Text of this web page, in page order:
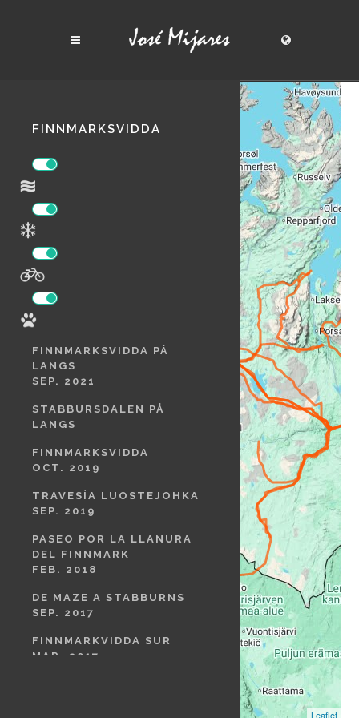
FINNMARKSVIDDA
FINNMARKSVIDDA PÅ
LANGS
SEP. 2021
STABBURSDALEN PÅ
LANGS
FINNMARKSVIDDA
OCT. 2019
TRAVESÍA LUOSTEJOHKA
SEP. 2019
PASEO POR LA LLANURA
DEL FINNMARK
FEB. 2018
DE MAZE A STABBURNS
SEP. 2017
FINNMARKVIDDA SUR
MAR. 2017
VER TODAS LAS RUTAS
−
Leaflet